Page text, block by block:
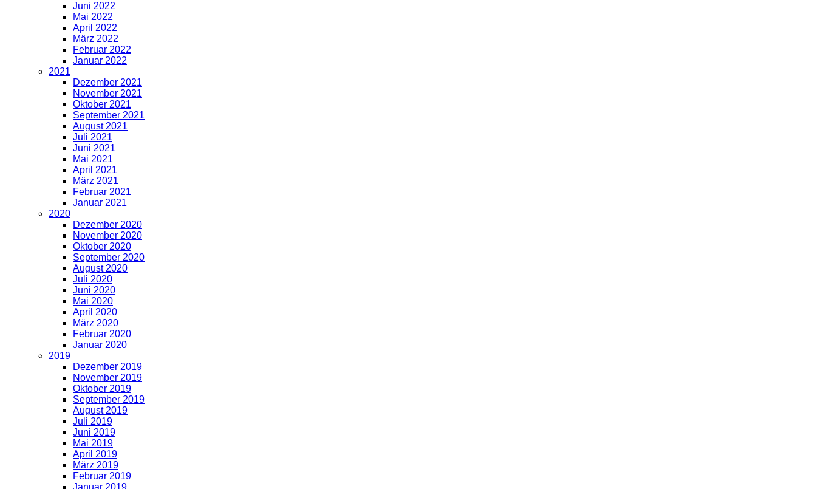
Juni 2022
Mai 2022
April 2022
März 2022
Februar 2022
Januar 2022
2021
Dezember 2021
November 2021
Oktober 2021
September 2021
August 2021
Juli 2021
Juni 2021
Mai 2021
April 2021
März 2021
Februar 2021
Januar 2021
2020
Dezember 2020
November 2020
Oktober 2020
September 2020
August 2020
Juli 2020
Juni 2020
Mai 2020
April 2020
März 2020
Februar 2020
Januar 2020
2019
Dezember 2019
November 2019
Oktober 2019
September 2019
August 2019
Juli 2019
Juni 2019
Mai 2019
April 2019
März 2019
Februar 2019
Januar 2019